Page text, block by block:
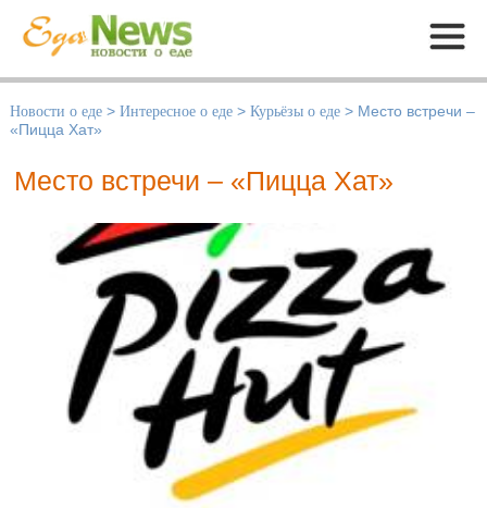
Меню
Новости о еде > Интересное о еде > Курьёзы о еде > Место встречи –
«Пицца Хат»
Место встречи – «Пицца Хат»